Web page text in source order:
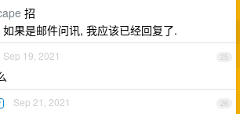
招
如果是邮件问讯, 我应该已经回复了.
25
Sep 19, 2021
26
Sep 21, 2021